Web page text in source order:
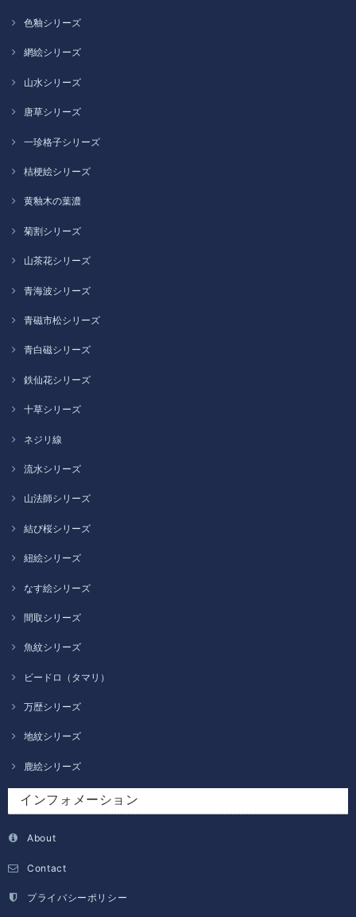
色釉シリーズ
網絵シリーズ
山水シリーズ
唐草シリーズ
一珍格子シリーズ
桔梗絵シリーズ
黄釉木の葉濃
菊割シリーズ
山茶花シリーズ
青海波シリーズ
青磁市松シリーズ
青白磁シリーズ
鉄仙花シリーズ
十草シリーズ
ネジリ線
流水シリーズ
山法師シリーズ
結び桜シリーズ
紐絵シリーズ
なす絵シリーズ
間取シリーズ
魚紋シリーズ
ビードロ（タマリ）
万歴シリーズ
地紋シリーズ
鹿絵シリーズ
インフォメーション
About
Contact
プライバシーポリシー